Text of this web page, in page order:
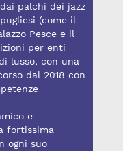
palchi dei jazz
(come il
Pesce e il
per enti
lusso, con una
dal 2018 con
e
fortissima
ogni suo